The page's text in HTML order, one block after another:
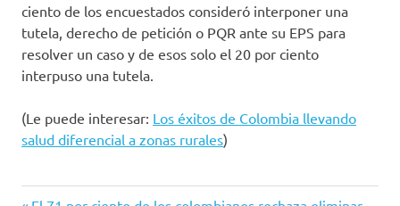
ciento de los encuestados consideró interponer una
tutela, derecho de petición o PQR ante su EPS para
resolver un caso y de esos solo el 20 por ciento
interpuso una tutela.
(Le puede interesar: Los éxitos de Colombia llevando
salud diferencial a zonas rurales)